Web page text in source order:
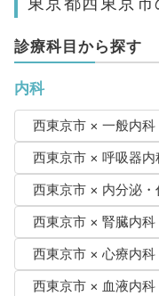
診療科目から探す
内科
西東京市 × 一般内科
西東京市 × 呼吸器内
西東京市 × 内分泌・
西東京市 × 腎臓内科
西東京市 × 心療内科
西東京市 × 血液内科